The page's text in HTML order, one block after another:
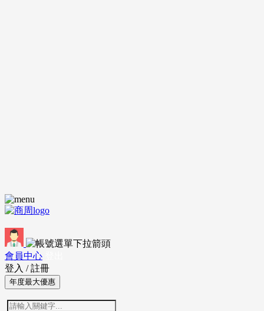
會員中心
登入 / 註冊
年度最大優惠